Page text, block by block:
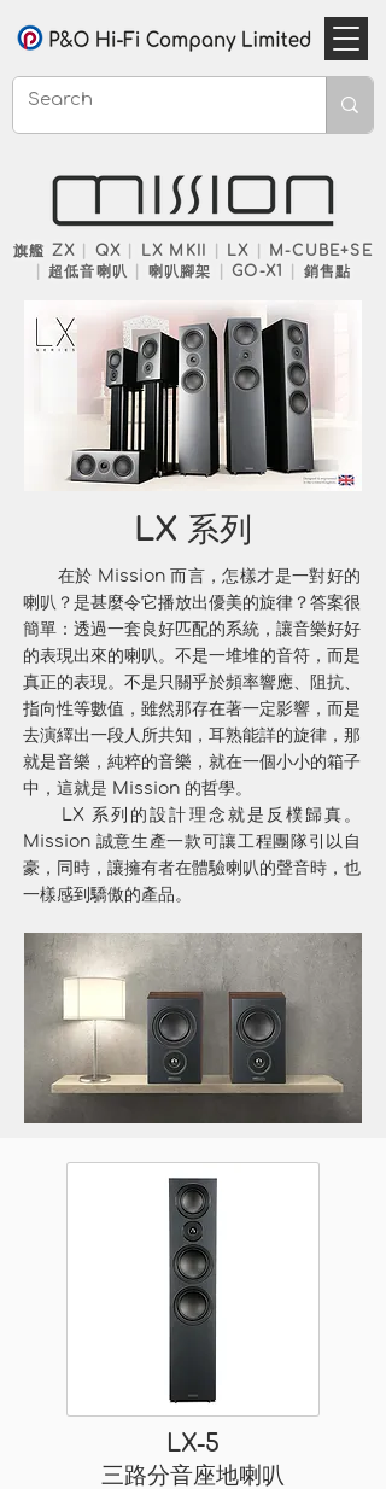
旗艦 ZX QX LX MKII LX
M-CUBE+SE
超低音喇叭 喇叭腳架 GO-X1 銷售點
LX 系列
在於 Mission 而言，怎樣才是一對好的
喇叭？是甚麼令它播放出優美的旋律？答案很
簡單：透過一套良好匹配的系統，讓音樂好好
的表現出來的喇叭。不是一堆堆的音符，而是
真正的表現。不是只關乎於頻率響應、阻抗、
指向性等數值，雖然那存在著一定影響，而是
去演繹出一段人所共知，耳熟能詳的旋律，那
就是音樂，純粹的音樂，就在一個小小的箱子
中，這就是 Mission 的哲學。
LX 系列的設計理念就是反樸歸真。
Mission 誠意生產一款可讓工程團隊引以自
豪，同時，讓擁有者在體驗喇叭的聲音時，也
一樣感到驕傲的產品。
LX-5
三路分音座地喇叭